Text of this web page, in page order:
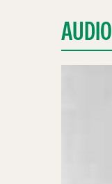
AUDIO